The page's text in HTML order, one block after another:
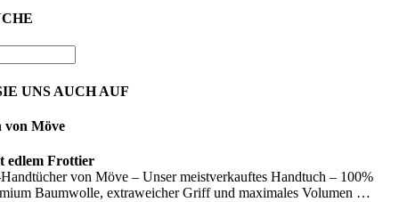
UNS AUCH AUF
von Möve
edlem Frottier
von Möve – Unser meistverkauftes Handtuch – 100%
Baumwolle, extraweicher Griff und maximales Volumen …